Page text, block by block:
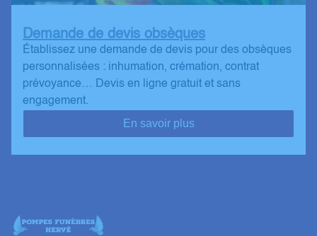
Demande de devis obsèques
Établissez une demande de devis pour des obsèques
personnalisées : inhumation, crémation, contrat
prévoyance… Devis en ligne gratuit et sans
engagement.
En savoir plus